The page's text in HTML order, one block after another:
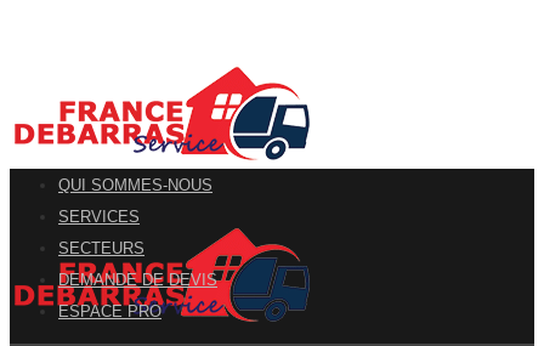
QUI SOMMES-NOUS
SERVICES
SECTEURS
DEMANDE DE DEVIS
ESPACE PRO